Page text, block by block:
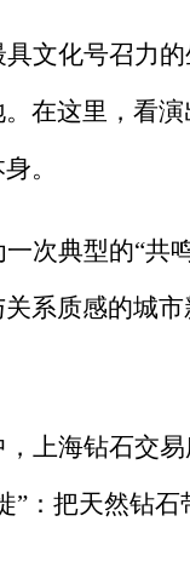
文化号召力
在这里，看
。
次典型的“共
系质感的城
上海钻石交
”：把天然钻